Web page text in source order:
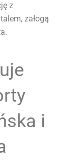
z
załogą
i